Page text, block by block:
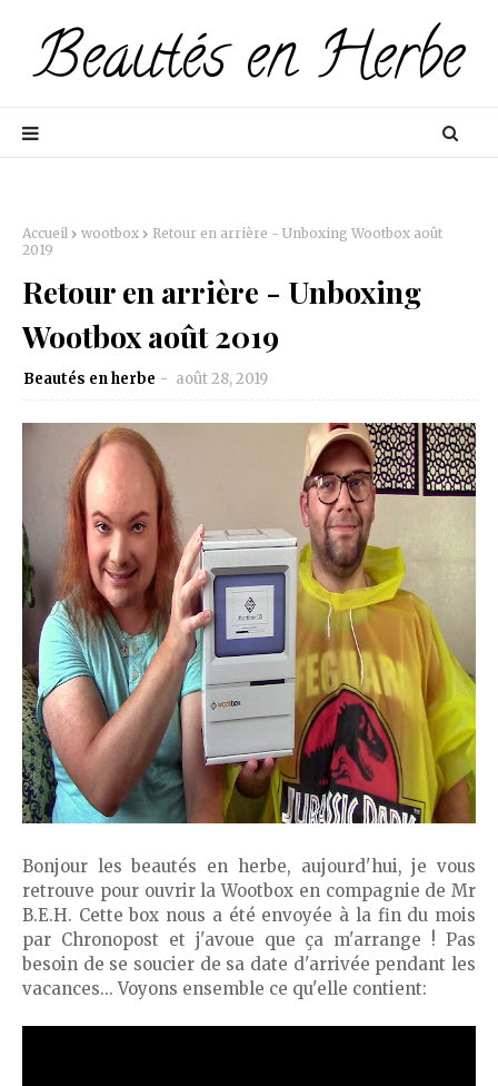
Accueil wootbox
Retour en arrière - Unboxing Wootbox août
2019
Retour en arrière - Unboxing
Wootbox août 2019
Beautés en herbe août 28, 2019
Bonjour les beautés en herbe, aujourd'hui, je vous
retrouve pour ouvrir la Wootbox en compagnie de Mr
B.E.H. Cette box nous a été envoyée à la fin du mois
par Chronopost et j'avoue que ça m'arrange ! Pas
besoin de se soucier de sa date d'arrivée pendant les
vacances... Voyons ensemble ce qu'elle contient: